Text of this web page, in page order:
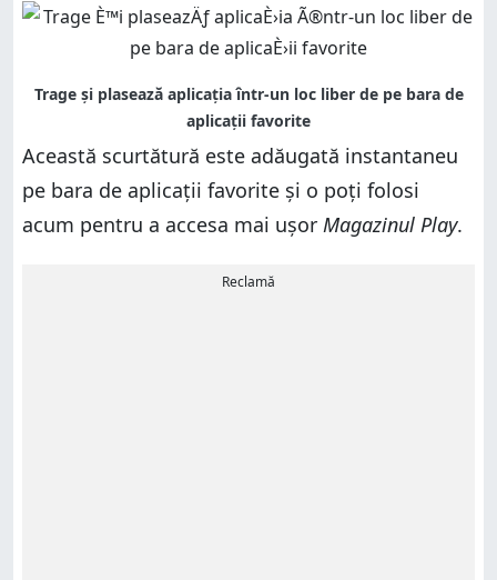
Această scurtătură este adăugată instantaneu
pe bara de aplicații favorite și o poți folosi
acum pentru a accesa mai ușor Magazinul Play.
Reclamă